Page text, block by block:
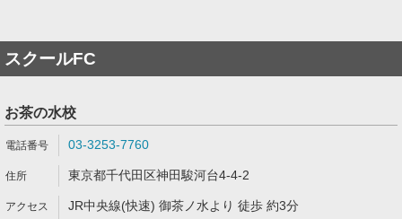
スクールFC
お茶の水校
03-3253-7760
東京都千代田区神田駿河台4-4-2
JR中央線(快速) 御茶ノ水より 徒歩 約3分